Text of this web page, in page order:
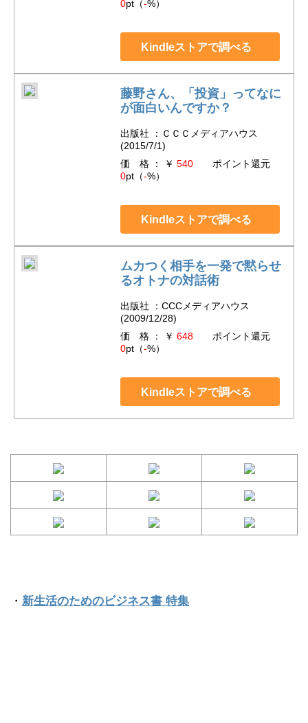
0pt（-%）
Kindleストアで調べる
藤野さん、「投資」ってなに
が面白いんですか？
出版社 ：ＣＣＣメディアハウス
(2015/7/1)
価 格 ： ￥ 540ポイント還元
0pt（-%）
Kindleストアで調べる
ムカつく相手を一発で黙らせ
るオトナの対話術
出版社 ：CCCメディアハウス
(2009/12/28)
価 格 ： ￥ 648ポイント還元
0pt（-%）
Kindleストアで調べる
・ 新生活のためのビジネス書 特集